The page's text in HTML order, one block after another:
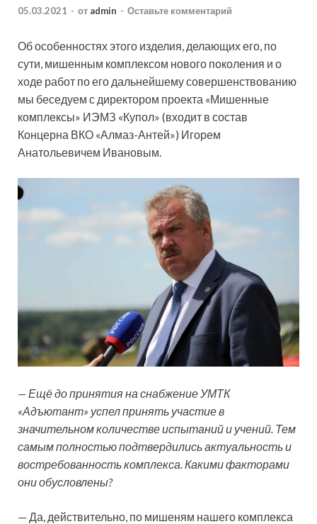
05.03.2021 - от admin - Оставьте комментарий
Об особенностях этого изделия, делающих его, по
сути, мишенным комплексом нового поколения и о
ходе работ по его дальнейшему совершенствованию
мы беседуем с директором проекта «Мишенные
комплексы» ИЭМЗ «Купол» (входит в состав
Концерна ВКО «Алмаз-Антей») Игорем
Анатольевичем Ивановым.
— Ещё до принятия на снабжение УМТК
«Адъютант» успел принять участие в
значительном количестве испытаний и учений. Тем
самым полностью подтвердились актуальность и
востребованность комплекса. Какими факторами
они обусловлены?
— Да, действительно, по мишеням нашего комплекса